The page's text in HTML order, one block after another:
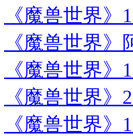
《魔兽世界
《魔兽世界
《魔兽世界
《魔兽世界
《魔兽世界